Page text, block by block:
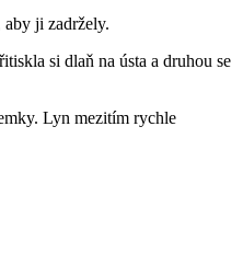
ji zadržely.
si dlaň na ústa a druhou se
Lyn mezitím rychle